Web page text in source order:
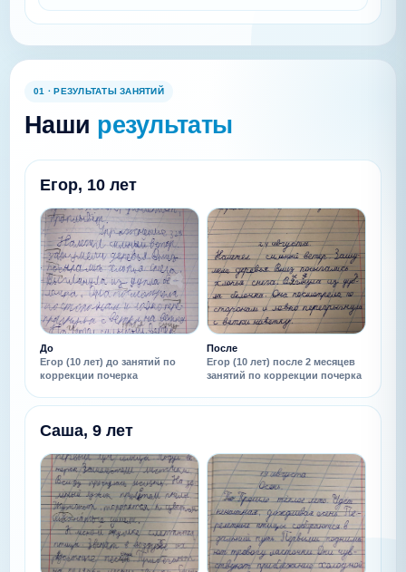
01 · РЕЗУЛЬТАТЫ ЗАНЯТИЙ
Наши результаты
Егор, 10 лет
До
Егор (10 лет) до занятий по
коррекции почерка
После
Егор (10 лет) после 2 месяцев
занятий по коррекции почерка
Саша, 9 лет